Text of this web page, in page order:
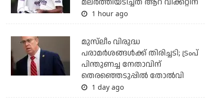
1 hour ago
മുസ്‌ലീം വിരുദ്ധ
പരാമര്‍ശങ്ങള്‍ക്ക് തിരിച്ചടി; ട്രംപ്
പിന്തുണച്ച നേതാവിന്
തെരഞ്ഞെടുപ്പില്‍ തോല്‍വി
1 day ago